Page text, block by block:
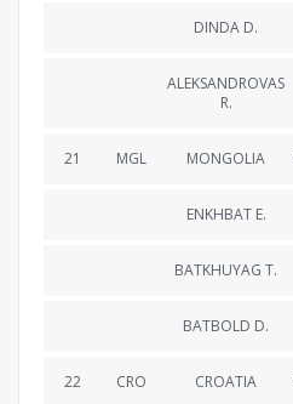
DINDA D.
ALEKSANDROVAS
R.
21 MGL MONGOLIA
ENKHBAT E.
BATKHUYAG T.
BATBOLD D.
22 CRO CROATIA